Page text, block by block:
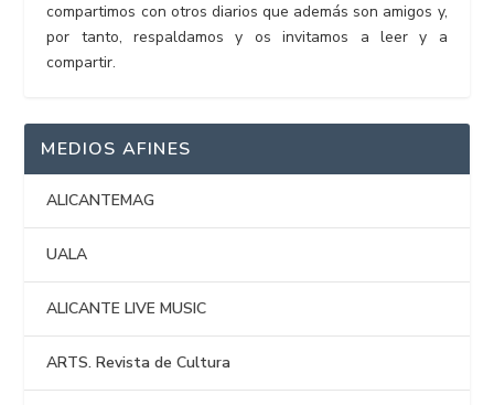
compartimos con otros diarios que además son amigos y,
por tanto, respaldamos y os invitamos a leer y a
compartir.
MEDIOS AFINES
ALICANTEMAG
UALA
ALICANTE LIVE MUSIC
ARTS. Revista de Cultura